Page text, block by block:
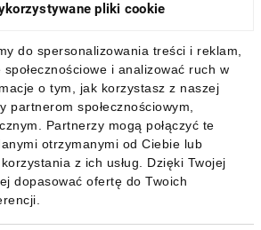
pliki cookie
do spersonalizowania treści i reklam,
i analizować ruch w
o tym, jak korzystasz z naszej
partnerom społecznościowym,
Partnerzy mogą połączyć te
otrzymanymi od Ciebie lub
z ich usług. Dzięki Twojej
dopasować ofertę do Twoich
naszą aplikację mobilną: